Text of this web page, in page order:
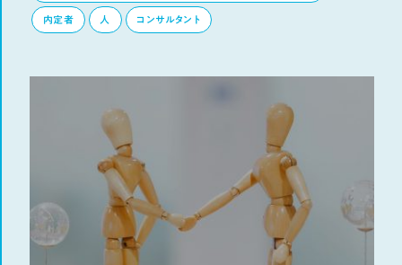
内定者 人 コンサルタント